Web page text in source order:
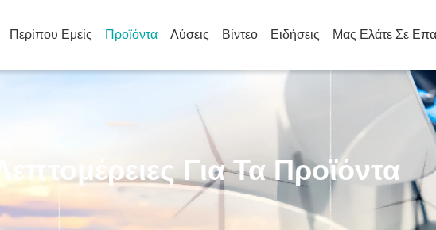
Περίπου Εμείς Προϊόντα Λύσεις Βίντεο Ειδήσεις Μας Ελάτε Σε
Λεπτομέρειες Για Τα Προϊόντα